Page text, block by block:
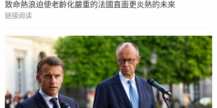
致命熱浪迫使老齡化嚴重的法國直面更炎熱的未來
链接阅读